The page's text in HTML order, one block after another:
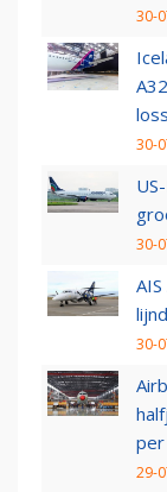
30-
30-
30-
30-
per
29-